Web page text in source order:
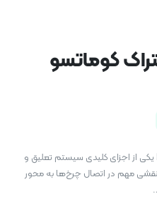
کوماتسو
توپی چرخ عقب لیفتراک کوماتسو FD20-14 یکی از اجزای کلیدی سیستم تعلیق و
مهم در اتصال چرخ‌ها به محور